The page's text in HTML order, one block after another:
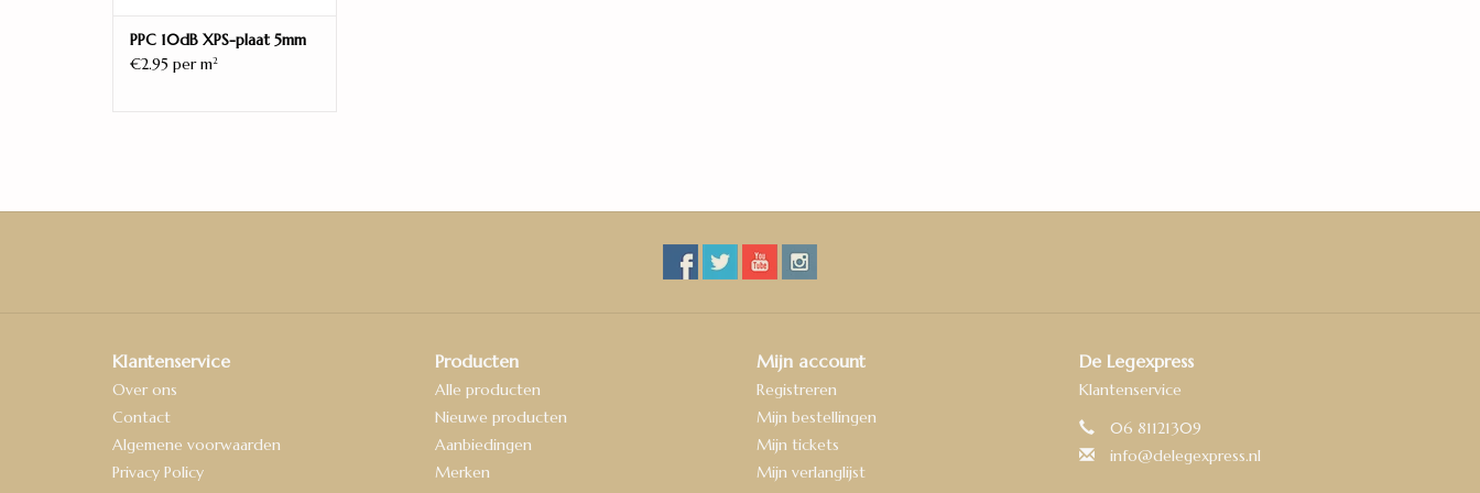
PPC 10dB XPS-plaat 5mm
€2.95 per m2
Klantenservice
Over ons
Contact
Algemene voorwaarden
Privacy Policy
Producten
Alle producten
Nieuwe producten
Aanbiedingen
Merken
Mijn account
Registreren
Mijn bestellingen
Mijn tickets
Mijn verlanglijst
De Legexpress
Klantenservice
06 81121309
info@delegexpress.nl